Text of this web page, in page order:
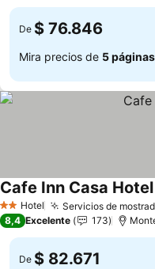
De $ 76.846
Mira precios de 5 páginas
2 Estrellas
Hotel Servicios de
Cafe Inn Casa Hotel
8,4 Excelente 173
De $ 82.671